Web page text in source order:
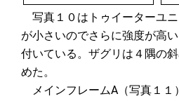
写真１０はトゥイーターユ
が小さいのでさらに強度が高
付いている。ザグリは４隅の
めた。
メインフレームA（写真１１